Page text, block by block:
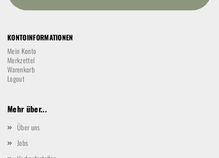
KONTOINFORMATIONEN
Mein Konto
Merkzettel
Warenkorb
Logout
Mehr über...
Über uns
Jobs